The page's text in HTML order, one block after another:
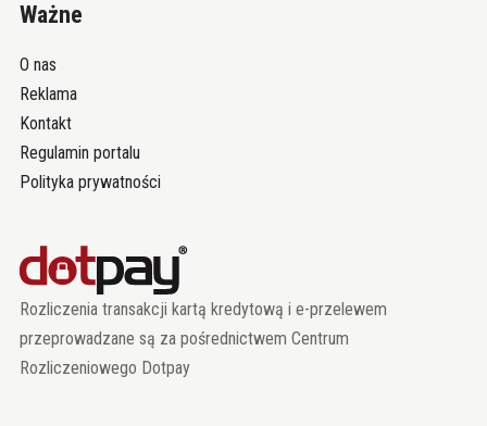
Ważne
O nas
Reklama
Kontakt
Regulamin portalu
Polityka prywatności
Rozliczenia transakcji kartą kredytową i e-przelewem
przeprowadzane są za pośrednictwem Centrum
Rozliczeniowego Dotpay